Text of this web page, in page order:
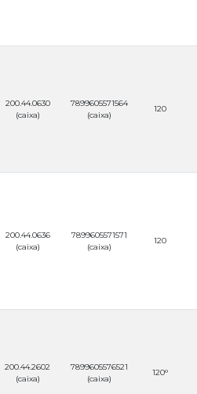
200.44.0630
(caixa)
7899605571564
(caixa)
120
200.44.0636
(caixa)
7899605571571
(caixa)
120
200.44.2602
(caixa)
7899605576521
(caixa)
120°